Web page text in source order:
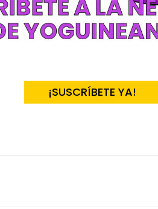
¡SUSCRÍBETE YA!